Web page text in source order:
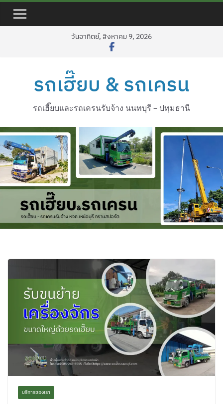
วันอาทิตย์, สิงหาคม 9, 2026
รถเฮี๊ยบ & รถเครน
รถเฮี๊ยบและรถเครนรับจ้าง นนทบุรี – ปทุมธานี
บริการของเรา